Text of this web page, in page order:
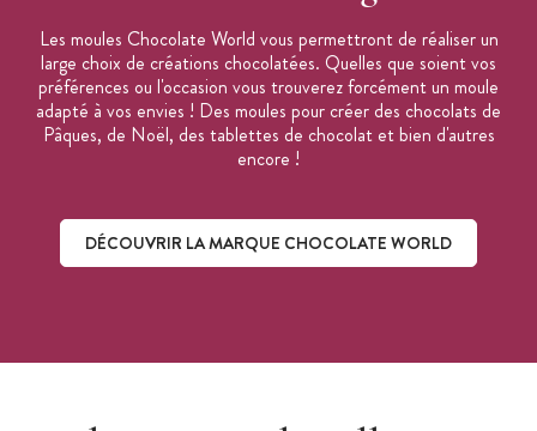
Les moules Chocolate World vous permettront de réaliser un
large choix de créations chocolatées. Quelles que soient vos
préférences ou l'occasion vous trouverez forcément un moule
adapté à vos envies ! Des moules pour créer des chocolats de
Pâques, de Noël, des tablettes de chocolat et bien d'autres
encore !
DÉCOUVRIR LA MARQUE CHOCOLATE WORLD